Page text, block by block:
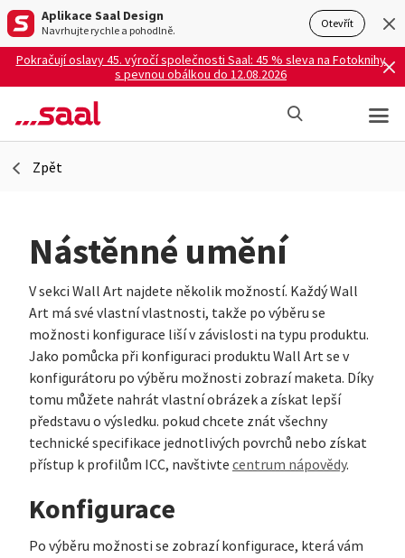
Aplikace Saal Design
Navrhujte rychle a pohodlně. Otevřít
Pokračují oslavy 45. výročí společnosti Saal: 45 % sleva na Fotoknihy
s pevnou obálkou do 12.08.2026
Zpět
Nástěnné umění
V sekci Wall Art najdete několik možností. Každý Wall
Art má své vlastní vlastnosti, takže po výběru se
možnosti konfigurace liší v závislosti na typu produktu.
Jako pomůcka při konfiguraci produktu Wall Art se v
konfigurátoru po výběru možnosti zobrazí maketa. Díky
tomu můžete nahrát vlastní obrázek a získat lepší
představu o výsledku. pokud chcete znát všechny
technické specifikace jednotlivých povrchů nebo získat
přístup k profilům ICC, navštivte centrum nápovědy.
Konfigurace
Po výběru možnosti se zobrazí konfigurace, která vám